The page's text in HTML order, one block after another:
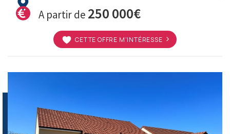
A partir de 250 000€
CETTE OFFRE M'INTÉRESSE